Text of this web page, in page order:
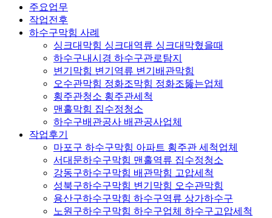
주요업무
작업전후
하수구막힘 사례
싱크대막힘 싱크대역류 싱크대막혔을때
하수구내시경 하수구관로탐지
변기막힘 변기역류 변기배관막힘
오수관막힘 정화조막힘 정화조뚫는업체
횡주관청소 횡주관세척
맨홀막힘 집수정청소
하수구배관공사 배관공사업체
작업후기
마포구 하수구막힘 아파트 횡주관 세척업체
서대문하수구막힘 맨홀역류 집수정청소
강동구하수구막힘 배관막힘 고압세척
성북구하수구막힘 변기막힘 오수관막힘
용산구하수구막힘 하수구역류 상가하수구
노원구하수구막힘 하수구업체 하수구고압세척